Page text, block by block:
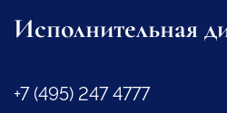
Исполнительная
+7 (495) 247 4777